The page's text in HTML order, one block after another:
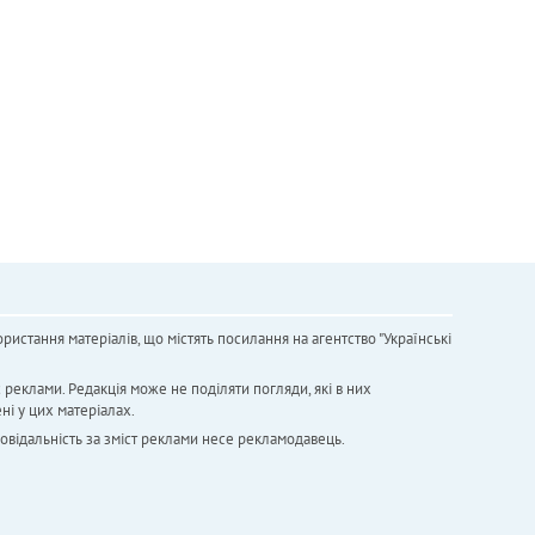
матеріалів, що містять посилання на агентство "Українськi
Редакція може не поділяти погляди, які в них
у цих матеріалах.
за зміст реклами несе рекламодавець.